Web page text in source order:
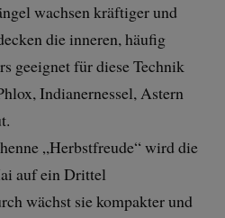
wachsen kräftiger und
die inneren, häufig
geeignet für diese Technik
Indianernessel, Astern
„Herbstfreude“ wird die
auf ein Drittel
wächst sie kompakter und